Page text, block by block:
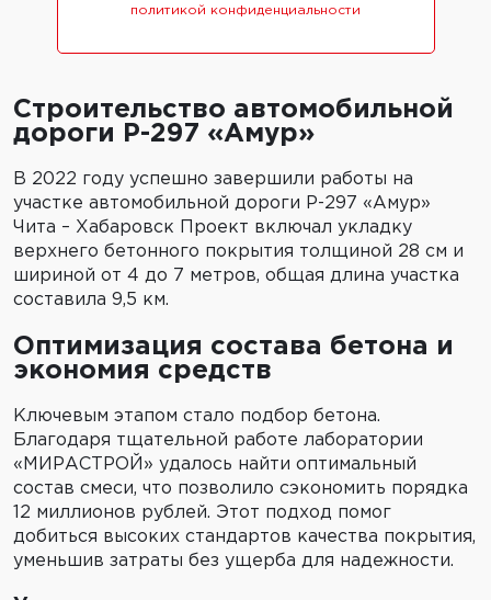
политикой конфиденциальности
Строительство автомобильной
дороги P-297 «Амур»
В 2022 году успешно завершили работы на
участке автомобильной дороги Р-297 «Амур»
Чита – Хабаровск Проект включал укладку
верхнего бетонного покрытия толщиной 28 см и
шириной от 4 до 7 метров, общая длина участка
составила 9,5 км.
Оптимизация состава бетона и
экономия средств
Ключевым этапом стало подбор бетона.
Благодаря тщательной работе лаборатории
«МИРАСТРОЙ» удалось найти оптимальный
состав смеси, что позволило сэкономить порядка
12 миллионов рублей. Этот подход помог
добиться высоких стандартов качества покрытия,
уменьшив затраты без ущерба для надежности.